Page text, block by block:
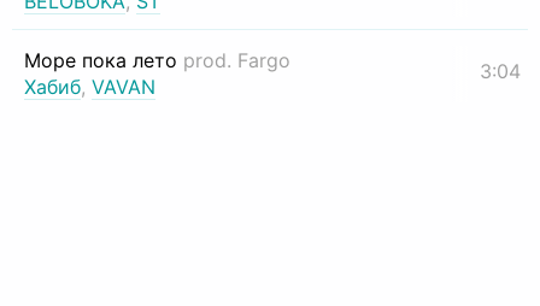
Море пока лето prod. Fargo
Хабиб, VAVAN
3:04